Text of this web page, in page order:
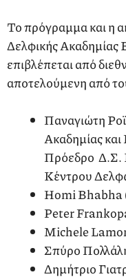
Το πρόγραμμα και η
Δελφικής
επιβλέπεται από
αποτελούμενη από
Παναγιώτη
Ακαδημίας
Πρόεδρο Δ.Σ.
Κέντρου
Homi Bhabha
Peter
Michele
Σπύρο
Δημήτριο